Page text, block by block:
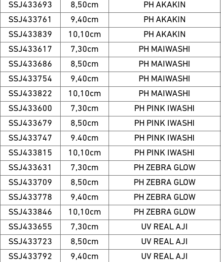
SSJ433693
8,50cm
PH AKAKIN
SSJ433761
9,40cm
PH AKAKIN
SSJ433839
10,10cm
PH AKAKIN
SSJ433617
7,30cm
PH MAIWASHI
SSJ433686
8,50cm
PH MAIWASHI
SSJ433754
9,40cm
PH MAIWASHI
SSJ433822
10,10cm
PH MAIWASHI
SSJ433600
7,30cm
PH PINK IWASHI
SSJ433679
8,50cm
PH PINK IWASHI
SSJ433747
9.40cm
PH PINK IWASHI
SSJ433815
10,10cm
PH PINK IWASHI
SSJ433631
7,30cm
PH ZEBRA GLOW
SSJ433709
8,50cm
PH ZEBRA GLOW
SSJ433778
9,40cm
PH ZEBRA GLOW
SSJ433846
10,10cm
PH ZEBRA GLOW
SSJ433655
7,30cm
UV REAL AJI
SSJ433723
8,50cm
UV REAL AJI
SSJ433792
9,40cm
UV REAL AJI